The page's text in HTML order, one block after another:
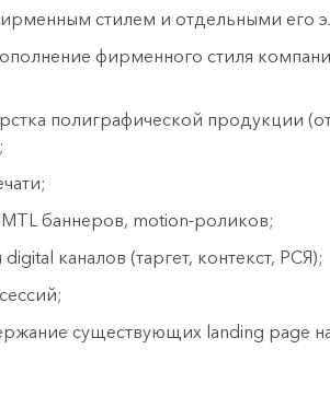
стилем и отдельными его
фирменного стиля
полиграфической продукции
баннеров, motion-роликов;
каналов (таргет, контекст, РСЯ);
существующих landing page